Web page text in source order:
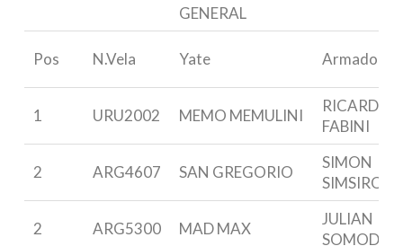
GENERAL
Pos N.Vela Yate Armador
1 URU2002 MEMO MEMULINI
RICARDO
FABINI
2 ARG4607 SAN GREGORIO
SIMON
2 ARG5300 MAD MAX
JULIAN
SOMODI